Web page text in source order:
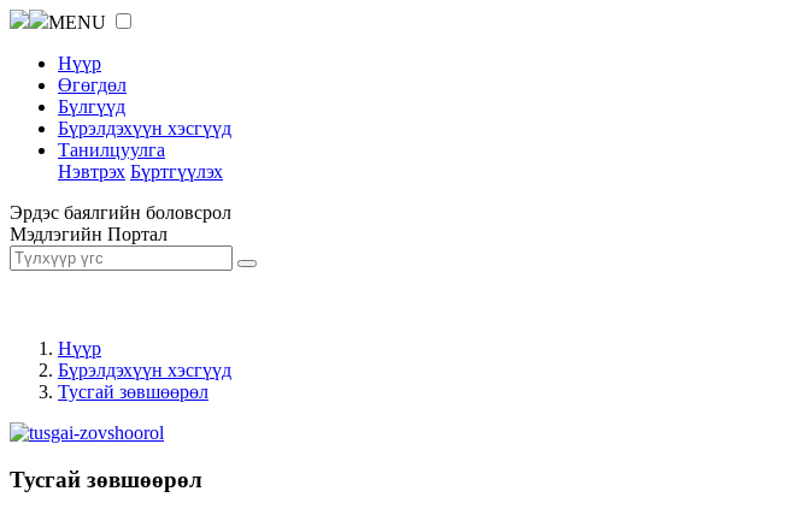
MENU
Нүүр
Өгөгдөл
Бүлгүүд
Бүрэлдэхүүн хэсгүүд
Танилцуулга
Нэвтрэх Бүртгүүлэх
Эрдэс баялгийн боловсрол
Мэдлэгийн Портал
Нүүр
Бүрэлдэхүүн хэсгүүд
Тусгай зөвшөөрөл
Тусгай зөвшөөрөл